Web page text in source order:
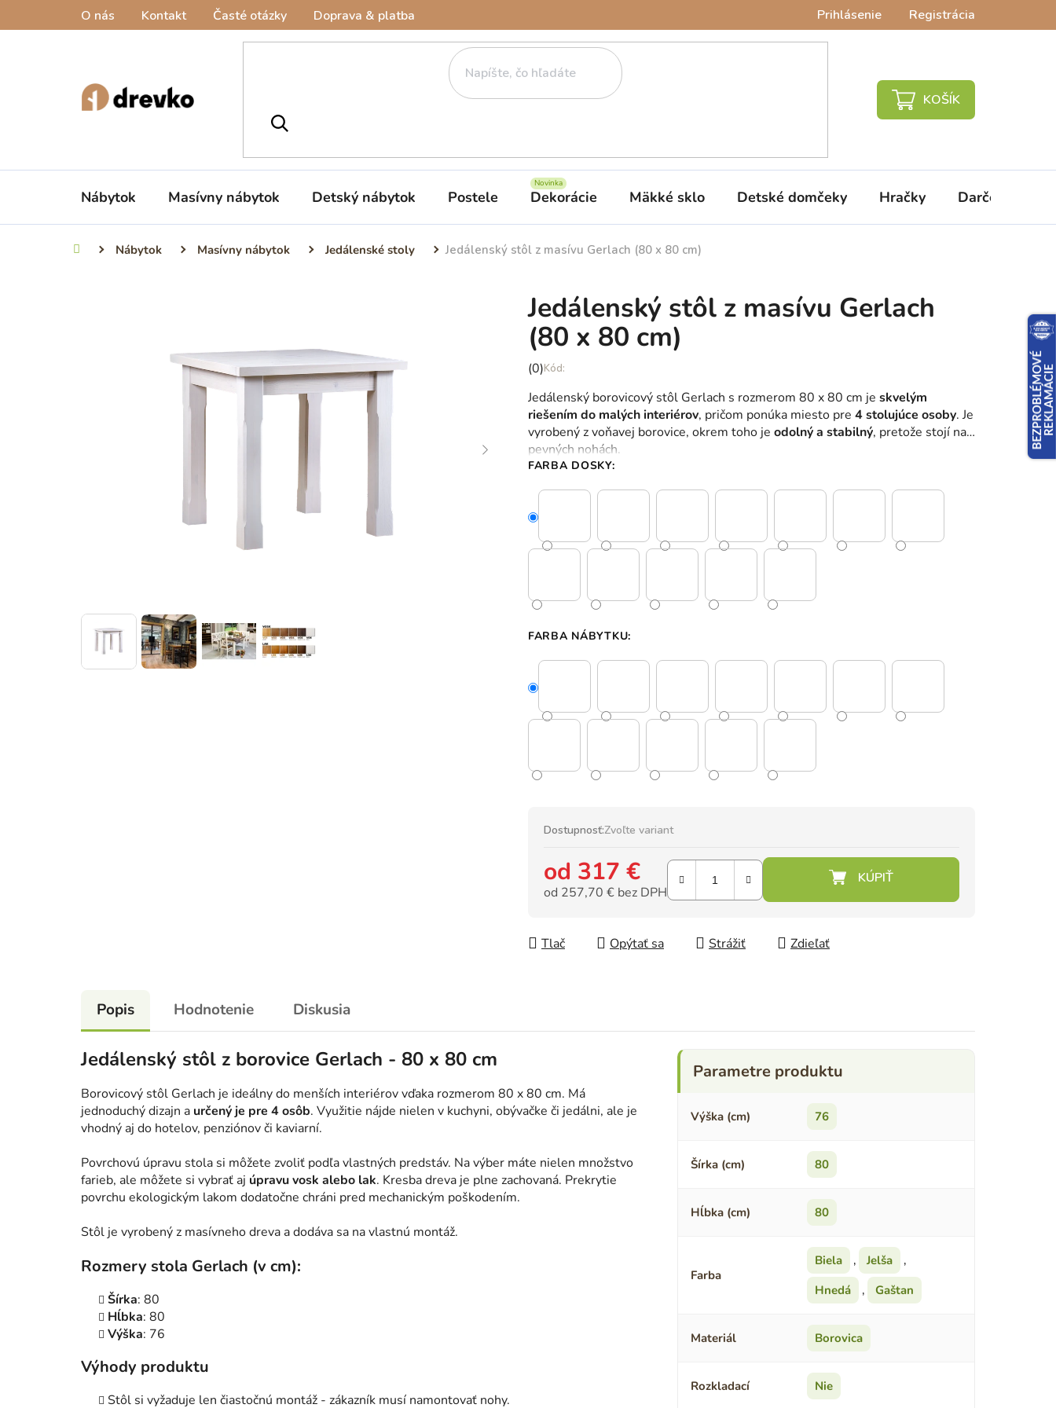
O nás Kontakt Časté otázky Doprava & platba Prihlásenie Registrácia
NÁKUPNÝ
Nábytok Masívny nábytok Detský nábytok Postele Dekorácie Mäkké sklo Detské domčeky Hračky Darčeky
Domov Nábytok Masívny nábytok Jedálenské stoly Jedálenský stôl z masívu Gerlach (80 x 80 cm)
Jedálenský stôl z masívu Gerlach
(80 x 80 cm)
Priemerné
produktu
je
0,0
z
5
hviezdičiek.
(0)
Jedálenský borovicový stôl Gerlach s rozmerom 80 x 80 cm je skvelým
riešením do malých interiérov, pričom ponúka miesto pre 4 stolujúce osoby. Je
vyrobený z voňavej borovice, okrem toho je odolný a stabilný, pretože stojí na
pevných nohách.
FARBA DOSKY:
FARBA NÁBYTKU:
Dostupnosť:Zvoľte variant
od 317 €
od 257,70 € bez DPH
Tlač
Opýtať sa Strážiť Zdieľať
Popis Hodnotenie Diskusia
Jedálenský stôl z borovice Gerlach - 80 x 80 cm
Borovicový stôl Gerlach je ideálny do menších interiérov vďaka rozmerom 80 x 80 cm. Má
jednoduchý dizajn a určený je pre 4 osôb. Využitie nájde nielen v kuchyni, obývačke či jedálni, ale je
vhodný aj do hotelov, penziónov či kaviarní.
Povrchovú úpravu stola si môžete zvoliť podľa vlastných predstáv. Na výber máte nielen množstvo
farieb, ale môžete si vybrať aj úpravu vosk alebo lak. Kresba dreva je plne zachovaná. Prekrytie
povrchu ekologickým lakom dodatočne chráni pred mechanickým poškodením.
Stôl je vyrobený z masívneho dreva a dodáva sa na vlastnú montáž.
Rozmery stola Gerlach (v cm):
Šírka: 80
Hĺbka: 80
Výška: 76
Výhody produktu
Stôl si vyžaduje len čiastočnú montáž - zákazník musí namontovať nohy.
Výška (cm) 76
Šírka (cm) 80
Hĺbka (cm) 80
Farba
Biela , Jelša
,
Hnedá
, Gaštan
Materiál Borovica
Rozkladací Nie